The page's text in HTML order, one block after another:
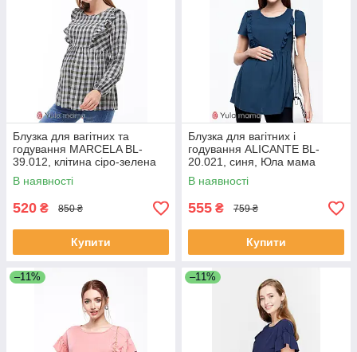
Блузка для вагітних та
годування MARCELA BL-
39.012, клітина сіро-зелена
В наявності
520 ₴ 850 ₴
Купити
Блузка для вагітних і
годування ALICANTE BL-
20.021, синя, Юла мама
В наявності
555 ₴ 759 ₴
Купити
–11% –11%